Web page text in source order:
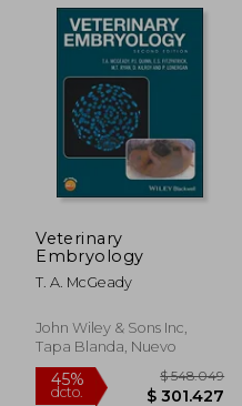
45% $ 1.329.557
Veterinary
Embryology
T. A. McGeady
John Wiley & Sons Inc,
Tapa Blanda, Nuevo